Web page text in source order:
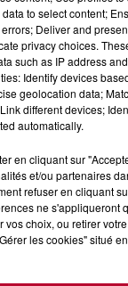
SORTIE POUR
voici une
pas manquer dans
à l'autre bout du
to select content;
Deliver and
privacy choices.
such as IP address
Identify devices
geolocation data;
different devices;
automatically.
en cliquant sur
et/ou partenaires
refuser en cliquant
ne s'appliqueront
vos choix, ou retirer
les cookies" situé